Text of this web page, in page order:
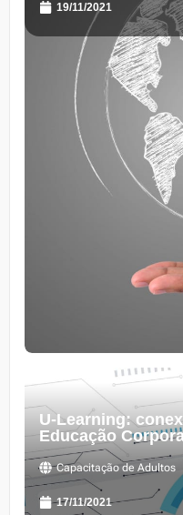
19/11/2021
U-Learning:
Educação
Capacitação de Adultos
17/11/2021